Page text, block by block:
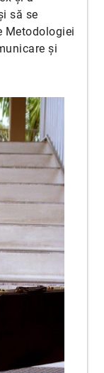
să se
Metodologiei
și